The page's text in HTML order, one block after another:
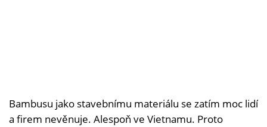
Bambusu jako stavebnímu materiálu se zatím moc lidí
a firem nevěnuje. Alespoň ve Vietnamu. Proto